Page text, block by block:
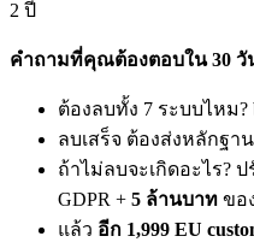
2 ปี
คำถามที่คุณต้องตอบใน 30 วั
ต้องลบทั้ง 7 ระบบไหม?
ลบเสร็จ ต้องส่งหลักฐา
ถ้าไม่ลบจะเกิดอะไร?
GDPR + 5 ล้านบาท ขอ
แล้ว อีก 1,999 EU